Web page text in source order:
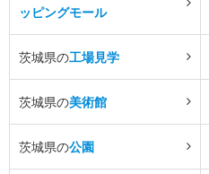
ッピングモール
茨城県の工場見学
茨城県の美術館
茨城県の公園